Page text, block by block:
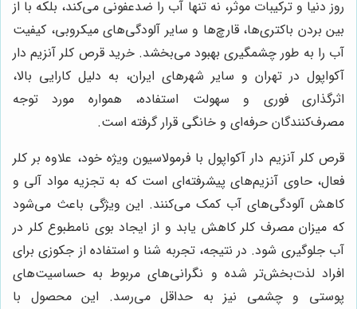
روز دنیا و ترکیبات موثر، نه تنها آب را ضدعفونی می‌کند، بلکه با از
بین بردن باکتری‌ها، قارچ‌ها و سایر آلودگی‌های میکروبی، کیفیت
آب را به طور چشمگیری بهبود می‌بخشد. خرید قرص کلر آنزیم دار
آکواپول در تهران و سایر شهرهای ایران، به دلیل کارایی بالا،
اثرگذاری فوری و سهولت استفاده، همواره مورد توجه
مصرف‌کنندگان حرفه‌ای و خانگی قرار گرفته است.
قرص کلر آنزیم دار آکواپول با فرمولاسیون ویژه خود، علاوه بر کلر
فعال، حاوی آنزیم‌های پیشرفته‌ای است که به تجزیه مواد آلی و
کاهش آلودگی‌های آب کمک می‌کنند. این ویژگی باعث می‌شود
که میزان مصرف کلر کاهش یابد و از ایجاد بوی نامطبوع کلر در
آب جلوگیری شود. در نتیجه، تجربه شنا و استفاده از جکوزی برای
افراد لذت‌بخش‌تر شده و نگرانی‌های مربوط به حساسیت‌های
پوستی و چشمی نیز به حداقل می‌رسد. این محصول با